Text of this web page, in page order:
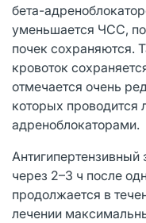
бета-
уменьшается ЧСС,
почек сохраняются.
кровоток
отмечается очень
которых проводится
адреноблокаторами.
через 2–3 ч после
продолжается в
лечении